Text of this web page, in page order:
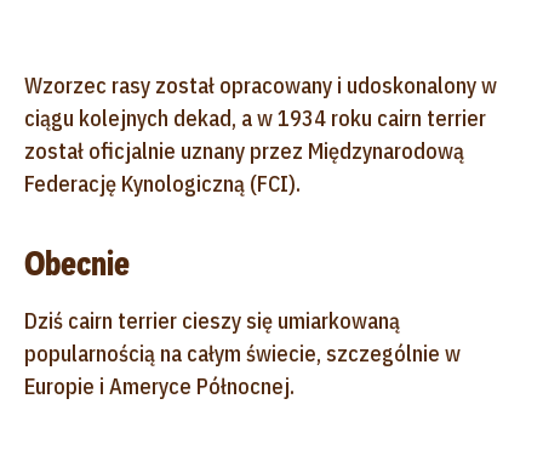
Wzorzec rasy został opracowany i udoskonalony w
ciągu kolejnych dekad, a w 1934 roku cairn terrier
został oficjalnie uznany przez Międzynarodową
Federację Kynologiczną (FCI).
Obecnie
Dziś cairn terrier cieszy się umiarkowaną
popularnością na całym świecie, szczególnie w
Europie i Ameryce Północnej.